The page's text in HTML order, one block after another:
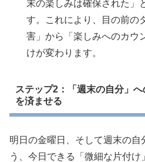
末の楽しみは確保された」
す。これにより、目の前の
害」から「楽しみへのカウ
けが変わります。
ステップ2：「週末の自分」へ
を済ませる
明日の金曜日、そして週末の自
う、今日できる「微細な片付け